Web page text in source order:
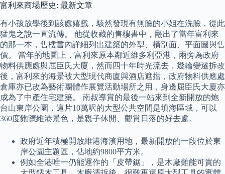
富利來商場歷史: 最新文章
有小孩放學後到該處嬉戲，駭然發現有無臉的小姐在洗臉，從此
猛鬼之說一直流傳。 他從收藏的售樓書中，翻出了當年富利來
的那一本，售樓書內詳細列出建築的外型、橫剖面、平面圖與售
價。 當年的地圖上，富利來原本鄰近維多利亞港，兩旁為政府
物料供應處與屈臣氏大廈，然而四十年時光流去，幾輪變遷拆改
後，富利來的海景被大型現代商廈與酒店遮擋，政府物料供應處
倉庫亦已改為藝術團體作展覽活動場所之用，身邊屈臣氏大廈亦
成為了中產住宅建築。 南叔導賞的最後一站來到全新開放的炮
台山東岸公園，這片10萬呎的大型公共空間是填海區域，可以
360度飽覽維港景色，是親子休閒、觀賞日落的好去處。
政府近年積極開放維港海濱用地，最新開放的一段位於東
岸公園主題區，佔地約9800平方米。
例如全港唯一仍能運作的「皮帶鋸」，是木廠難能可貴的